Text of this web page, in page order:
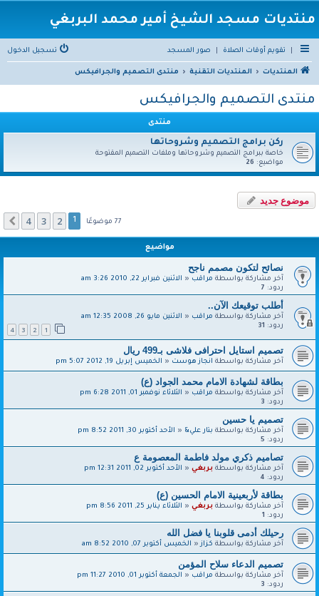
منتديات مسجد الشيخ أمير محمد البربغي
تقويم أوقات الصلاة صور المسجد تسجيل الدخول
المنتديات المنتديات التقنية منتدى التصميم والجرافيكس
منتدى التصميم والجرافيكس
منتدى
ركن برامج التصميم وشروحاتها
خاصة ببرامج التصميم وشروحاتها وملفات التصميم المقتوحة
مواضيع: 26
موضوع جديد
77 موضوعًا 2
3
4 التالي
مواضيع
نصائح لتكون مصمم ناجح
آخر مشاركة بواسطةمراقب« الاثنين فبراير 22, 2010 3:26 am
ردود: 7
أطلب توقيعك الآن..
آخر مشاركة بواسطةمراقب« الاثنين مايو 26, 2008 12:35 am
ردود: 31
2
3
4
تصميم استايل احترافى فلاشى بـ499 ريال
آخر مشاركة بواسطةانجاز هوست« الخميس إبريل 19, 2012 5:07 pm
بطاقة لشهادة الامام محمد الجواد (ع)
آخر مشاركة بواسطةمراقب« الثلاثاء نوفمبر 01, 2011 6:28 pm
ردود: 3
تصميم يا حسين
آخر مشاركة بواسطةبتار علي&« الأحد أكتوبر 30, 2011 8:52 pm
ردود: 5
تصاميم ذكري مولد فاطمة المعصومة ع
آخر مشاركة بواسطةبربغي« الأحد أكتوبر 02, 2011 12:31 pm
ردود: 4
بطاقة لأربعينية الامام الحسين (ع)
آخر مشاركة بواسطةبربغي« الثلاثاء يناير 25, 2011 8:56 pm
ردود:
رحيلك أدمى قلوبنا يا فضل الله
آخر مشاركة بواسطةكزاز« الخميس أكتوبر 07, 2010 8:52 am
تصميم الدعاء سلاح المؤمن
آخر مشاركة بواسطةمراقب« الجمعة أكتوبر 01, 2010 11:27 pm
ردود: 3